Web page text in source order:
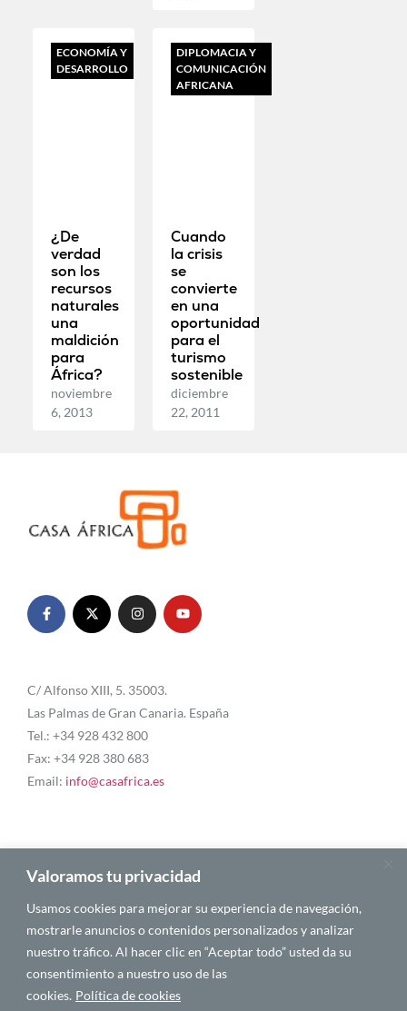
Valoramos tu privacidad
Usamos cookies para mejorar su experiencia de navegación,
mostrarle anuncios o contenidos personalizados y analizar
nuestro tráfico. Al hacer clic en “Aceptar todo” usted da su
consentimiento a nuestro uso de las
cookies. Política de cookies
ECONOMÍA Y
DESARROLLO
¿De
verdad
son los
recursos
naturales
una
maldición
para
África?
noviembre
6, 2013
DIPLOMACIA Y
COMUNICACIÓN
AFRICANA
Cuando
la crisis
se
convierte
en una
oportunidad
para el
turismo
sostenible
diciembre
22, 2011
C/ Alfonso XIII, 5. 35003.
Las Palmas de Gran Canaria. España
Tel.: +34 928 432 800
Fax: +34 928 380 683
Email: info@casafrica.es
Blog
Quiénes somos
Autores
Español